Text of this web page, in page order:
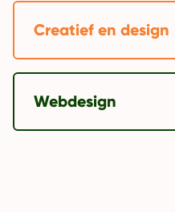
Creatief en design
Webdesign